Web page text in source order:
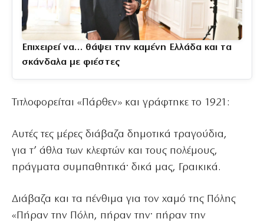
Επιχειρεί να… θάψει την καμένη Ελλάδα και τα
σκάνδαλα με φιέστες
Τιτλοφορείται «Πάρθεν» και γράφτηκε το 1921:
Αυτές τες μέρες διάβαζα δημοτικά τραγούδια,
για τ’ άθλα των κλεφτών και τους πολέμους,
πράγματα συμπαθητικά· δικά μας, Γραικικά.
Διάβαζα και τα πένθιμα για τον χαμό της Πόλης
«Πήραν την Πόλη, πήραν την· πήραν την